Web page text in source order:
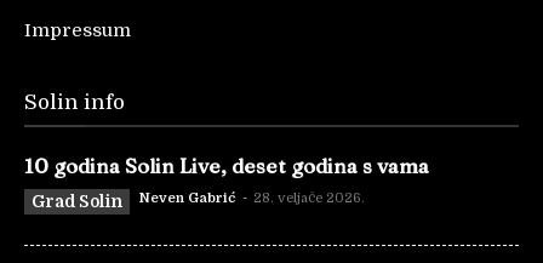
Impressum
Solin info
10 godina Solin Live, deset godina s vama
Grad Solin Neven Gabrić - 28. veljače 2026.